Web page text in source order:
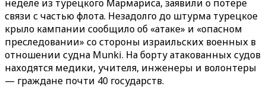
неделе из турецкого Мармариса, заявили о потере
связи с частью флота. Незадолго до штурма турецкое
крыло кампании сообщило об «атаке» и «опасном
преследовании» со стороны израильских военных в
отношении судна Munki. На борту атакованных судов
находятся медики, учителя, инженеры и волонтеры
— граждане почти 40 государств.